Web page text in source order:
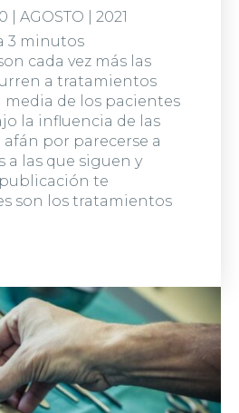
| AGOSTO | 2021
3 minutos
cada vez más las
a tratamientos
media de los pacientes
la influencia de las
afán por parecerse a
a las que siguen y
te
son los tratamientos